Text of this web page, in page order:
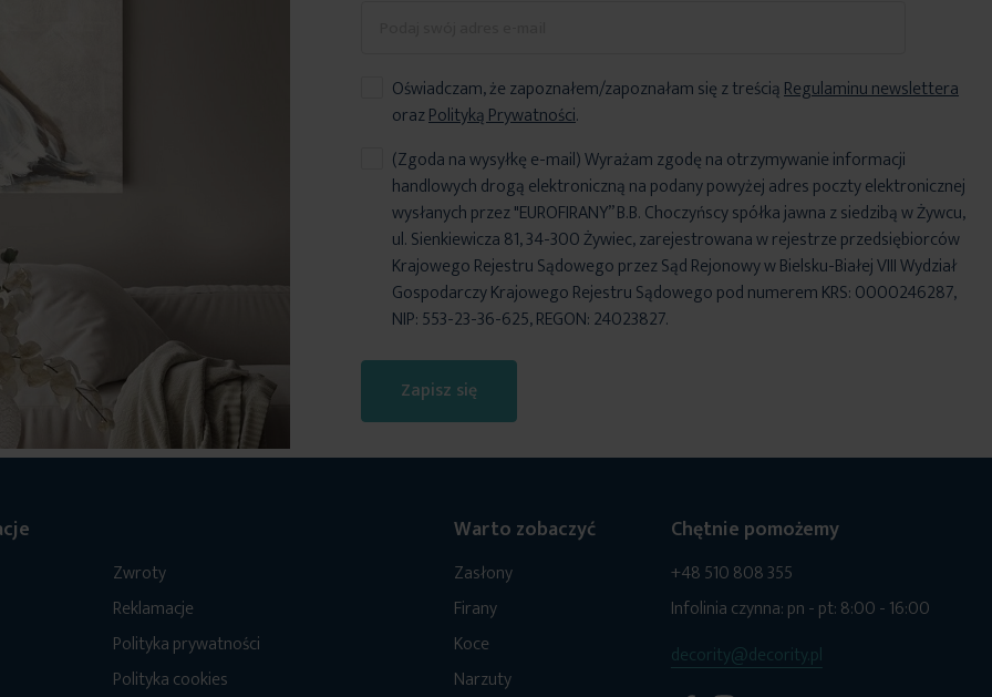
Oświadczam, że zapoznałem/zapoznałam się z treściąRegulaminu newslettera
orazPolityką Prywatności.
Zapisz się
(Zgoda na wysyłkę e-mail) Wyrażam zgodę na otrzymywanie informacji
handlowych drogą elektroniczną na podany powyżej adres poczty elektronicznej
wysłanych przez "EUROFIRANY” B.B. Choczyńscy spółka jawna z siedzibą w Żywcu,
ul. Sienkiewicza 81, 34-300 Żywiec, zarejestrowana w rejestrze przedsiębiorców
Krajowego Rejestru Sądowego przez Sąd Rejonowy w Bielsku-Białej VIII Wydział
Gospodarczy Krajowego Rejestru Sądowego pod numerem KRS: 0000246287,
NIP: 553-23-36-625, REGON: 24023827.
Zwroty
Reklamacje
Polityka prywatności
Polityka cookies
Warto zobaczyć
Zasłony
Firany
Koce
Narzuty
Chętnie pomożemy
+48 510 808 355
Infolinia czynna: pn - pt: 8:00 - 16:00
decority@decority.pl